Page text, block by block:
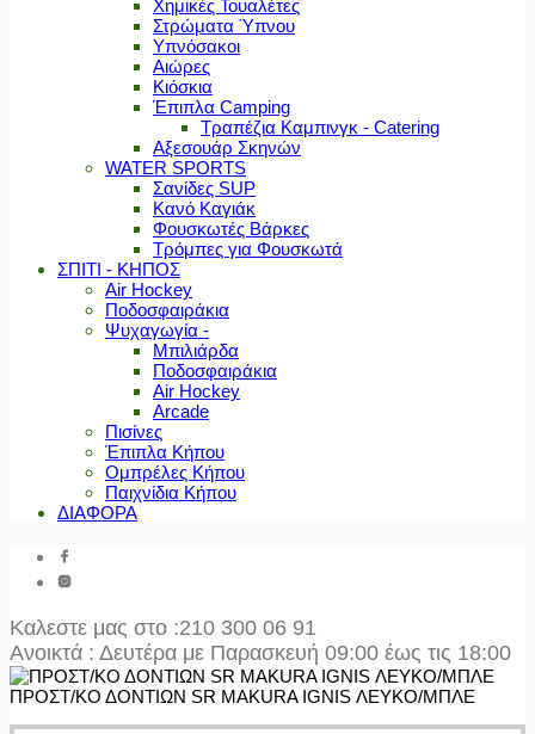
Χημικές Τουαλέτες
Στρώματα Ύπνου
Υπνόσακοι
Αιώρες
Κιόσκια
Έπιπλα Camping
Τραπέζια Καμπινγκ - Catering
Αξεσουάρ Σκηνών
WATER SPORTS
Σανίδες SUP
Κανό Καγιάκ
Φουσκωτές Βάρκες
Τρόμπες για Φουσκωτά
ΣΠΙΤΙ - ΚΗΠΟΣ
Air Hockey
Ποδοσφαιράκια
Ψυχαγωγία -
Μπιλιάρδα
Ποδοσφαιράκια
Air Hockey
Arcade
Πισίνες
Έπιπλα Κήπου
Ομπρέλες Κήπου
Παιχνίδια Κήπου
ΔΙΑΦΟΡΑ
Καλεστε μας στο :210 300 06 91
Ανοικτά : Δευτέρα με Παρασκευή 09:00 έως τις 18:00
ΠΡΟΣΤ/ΚΟ ΔΟΝΤΙΩΝ SR MAKURA IGNIS ΛΕΥΚΟ/ΜΠΛΕ